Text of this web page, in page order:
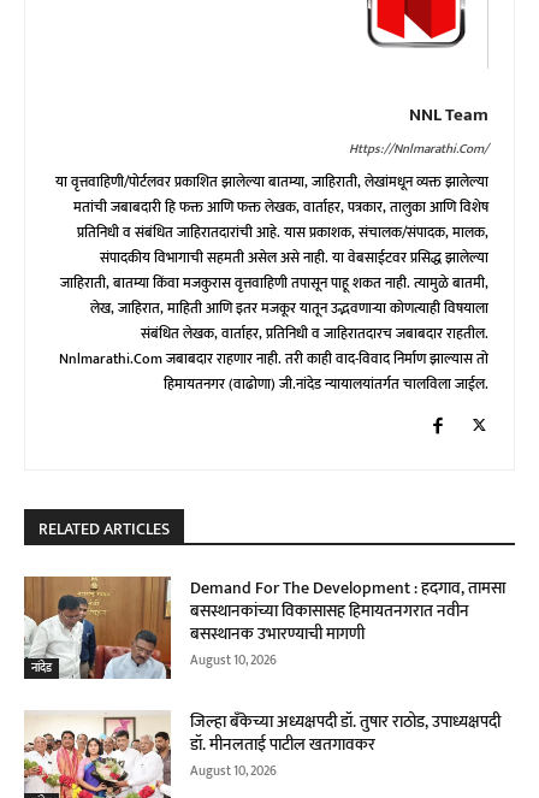
NNL Team
Https://nnlmarathi.com/
या वृत्तवाहिणी/पोर्टलवर प्रकाशित झालेल्या बातम्या, जाहिराती, लेखांमधून व्यक्त झालेल्या
मतांची जबाबदारी हि फक्त आणि फक्त लेखक, वार्ताहर, पत्रकार, तालुका आणि विशेष
प्रतिनिधी व संबंधित जाहिरातदारांची आहे. यास प्रकाशक, संचालक/संपादक, मालक,
संपादकीय विभागाची सहमती असेल असे नाही. या वेबसाईटवर प्रसिद्ध झालेल्या
जाहिराती, बातम्या किंवा मजकुरास वृत्तवाहिणी तपासून पाहू शकत नाही. त्यामुळे बातमी,
लेख, जाहिरात, माहिती आणि इतर मजकूर यातून उद्भवणाऱ्या कोणत्याही विषयाला
संबंधित लेखक, वार्ताहर, प्रतिनिधी व जाहिरातदारच जबाबदार राहतील.
Nnlmarathi.com जबाबदार राहणार नाही. तरी काही वाद-विवाद निर्माण झाल्यास तो
हिमायतनगर (वाढोणा) जी.नांदेड न्यायालयांतर्गत चालविला जाईल.
RELATED ARTICLES
नांदेड
Demand For The Development : हदगाव, तामसा
बसस्थानकांच्या विकासासह हिमायतनगरात नवीन
बसस्थानक उभारण्याची मागणी
August 10, 2026
जिल्हा बँकेच्या अध्यक्षपदी डॉ. तुषार राठोड, उपाध्यक्षपदी
डॉ. मीनलताई पाटील खतगावकर
August 10, 2026